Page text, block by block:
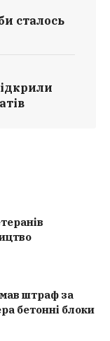
сталось
штраф за
бетонні блоки